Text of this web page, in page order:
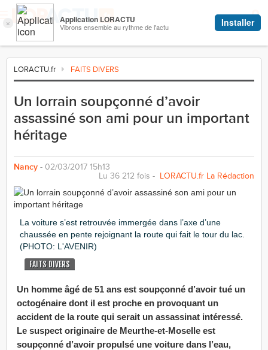
LORACTU.fr FAITS DIVERS
Un lorrain soupçonné d’avoir
assassiné son ami pour un important
héritage
Nancy - 02/03/2017 15h13
Lu 36 212 fois - LORACTU.fr La Rédaction
FAITS DIVERS
La voiture s’est retrouvée immergée dans l’axe d’une
chaussée en pente rejoignant la route qui fait le tour du lac.
(PHOTO: L'AVENIR)
Un homme âgé de 51 ans est soupçonné d’avoir tué un
octogénaire dont il est proche en provoquant un
accident de la route qui serait un assassinat intéressé.
Le suspect originaire de Meurthe-et-Moselle est
soupçonné d’avoir propulsé une voiture dans l’eau,